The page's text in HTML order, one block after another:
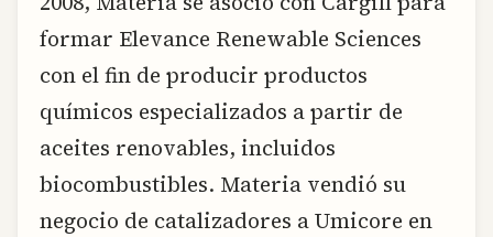
formar Elevance Renewable Sciences
con el fin de producir productos
químicos especializados a partir de
aceites renovables, incluidos
biocombustibles. Materia vendió su
negocio de catalizadores a Umicore en